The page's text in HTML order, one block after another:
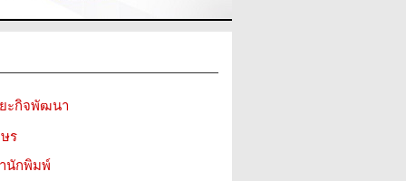
ยะกิจพัฒนา
ร
นักพิมพ์